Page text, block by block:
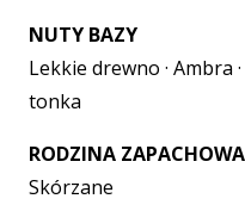
NUTY BAZY
Lekkie drewno · Ambra
tonka
RODZINA ZAPACHOWA
Skórzane